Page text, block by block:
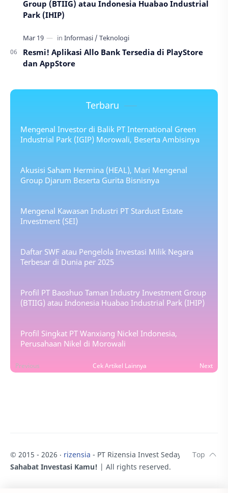
Group (BTIIG) atau Indonesia Huabao Industrial
Park (IHIP)
Resmi! Aplikasi Allo Bank Tersedia di PlayStore
dan AppStore
Terbaru
Mengenal Investor di Balik PT International Green
Industrial Park (IGIP) Morowali, Beserta Ambisinya
Akusisi Saham Hermina (HEAL), Mari Mengenal
Group Djarum Beserta Gurita Bisnisnya
Mengenal Kawasan Industri PT Stardust Estate
Investment (SEI)
Daftar SWF atau Pengelola Investasi Milik Negara
Terbesar di Dunia per 2025
Profil PT Baoshuo Taman Industry Investment Group
(BTIIG) atau Indonesia Huabao Industrial Park (IHIP)
Profil Singkat PT Wanxiang Nickel Indonesia,
Perusahaan Nikel di Morowali
Previous Next
Cek Artikel Lainnya
© 2015 - 2026 ‧ rizensia - PT Rizensia Invest Sedaya.
Sahabat Investasi Kamu! | All rights reserved.